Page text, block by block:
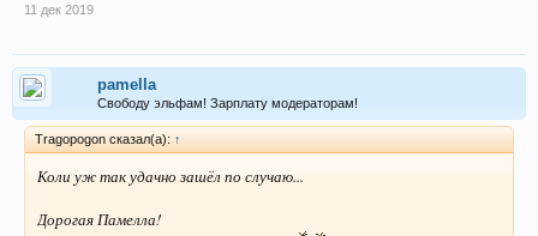
11 дек 2019
pamella
Свободу эльфам! Зарплату модераторам!
Tragopogon сказал(а): ↑
Коли уж так удачно зашёл по случаю...
Дорогая Памелла!